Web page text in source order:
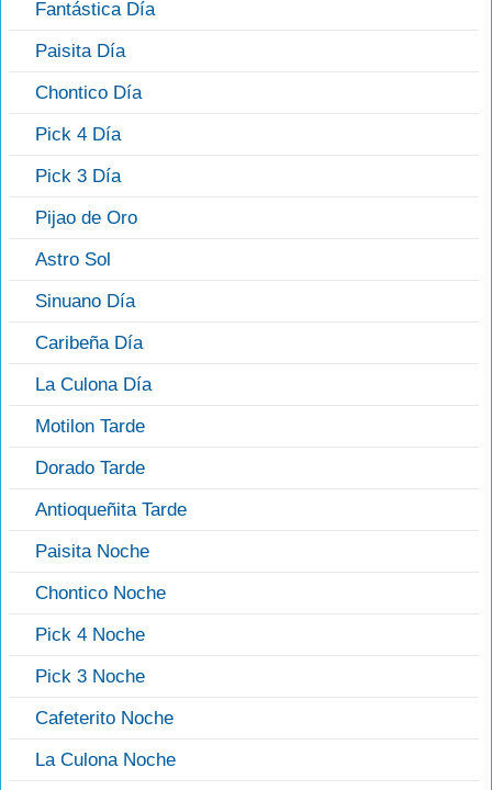
Fantástica Día
Paisita Día
Chontico Día
Pick 4 Día
Pick 3 Día
Pijao de Oro
Astro Sol
Sinuano Día
Caribeña Día
La Culona Día
Motilon Tarde
Dorado Tarde
Antioqueñita Tarde
Paisita Noche
Chontico Noche
Pick 4 Noche
Pick 3 Noche
Cafeterito Noche
La Culona Noche